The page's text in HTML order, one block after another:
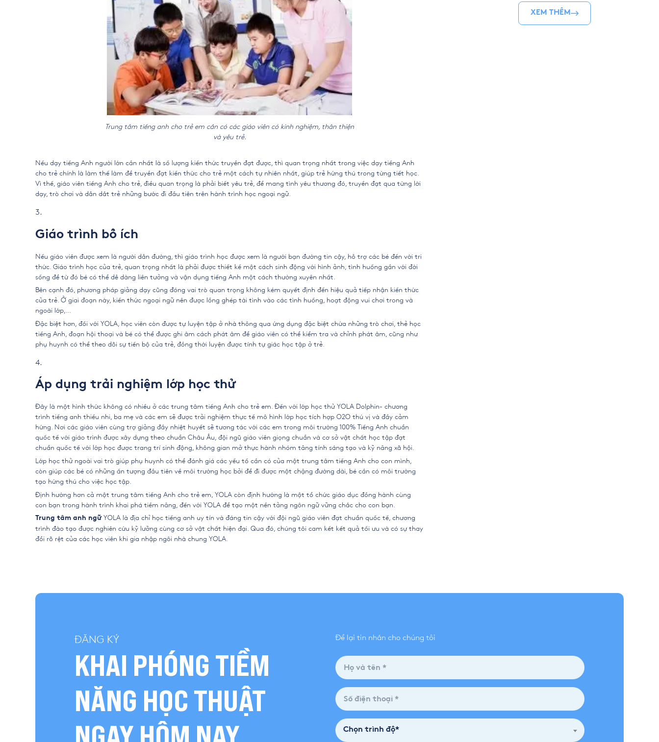
Trung tâm tiếng anh cho trẻ em cần có các giáo viên có kinh nghiệm, thân thiện
và yêu trẻ.
Nếu dạy tiếng Anh người lớn cần nhất là số lượng kiến thức truyền đạt được, thì quan trọng nhất trong việc dạy tiếng Anh
cho trẻ chính là làm thế làm để truyền đạt kiến thức cho trẻ một cách tự nhiên nhất, giúp trẻ hứng thú trong từng tiết học.
Vì thế, giáo viên tiếng Anh cho trẻ, điều quan trọng là phải biết yêu trẻ, để mang tình yêu thương đó, truyền đạt qua từng lời
dạy, trò chơi và dẫn dắt trẻ những bước đi đầu tiên trên hành trình học ngoại ngữ.
Giáo trình bổ ích
Nếu giáo viên được xem là người dẫn đường, thì giáo trình học được xem là người bạn đường tin cậy, hỗ trợ các bé đến với tri
thức. Giáo trình học của trẻ, quan trọng nhất là phải được thiết kế một cách sinh động với hình ảnh, tình huống gần với đời
sống để từ đó bé có thể dễ dàng liên tưởng và vận dụng tiếng Anh một cách thường xuyên nhất.
Bên cạnh đó, phương pháp giảng dạy cũng đóng vai trò quan trọng không kém quyết định đến hiệu quả tiếp nhận kiến thức
của trẻ. Ở giai đoạn này, kiến thức ngoại ngữ nên được lồng ghép tài tình vào các tình huống, hoạt động vui chơi trong và
ngoài lớp,…
Đặc biệt hơn, đối với YOLA, học viên còn được tự luyện tập ở nhà thông qua ứng dụng đặc biệt chứa những trò chơi, thẻ học
tiếng Anh, đoạn hội thoại và bé có thể được ghi âm cách phát âm để giáo viên có thể kiểm tra và chỉnh phát âm, cũng như
phụ huynh có thể theo dõi sự tiến bộ của trẻ, đồng thời luyện được tính tự giác học tập ở trẻ.
Áp dụng trải nghiệm lớp học thử
Đây là một hình thức không có nhiều ở các trung tâm tiếng Anh cho trẻ em. Đến với lớp học thử YOLA Dolphin- chương
trình tiếng anh thiếu nhi, ba mẹ và các em sẽ được trải nghiệm thực tế mô hình lớp học tích hợp O2O thú vị và đầy cảm
hứng. Nơi các giáo viên cùng trợ giảng đầy nhiệt huyết sẽ tương tác với các em trong môi trường 100% Tiếng Anh chuẩn
quốc tế với giáo trình được xây dựng theo chuẩn Châu Âu, đội ngũ giáo viên giọng chuẩn và cơ sở vật chất học tập đạt
chuẩn quốc tế với lớp học được trang trí sinh động, không gian mở thực hành nhóm tăng tính sáng tạo và kỹ năng xã hội.
Lớp học thử ngoài vai trò giúp phụ huynh có thể đánh giá các yếu tố cần có của một trung tâm tiếng Anh cho con mình,
còn giúp các bé có những ấn tượng đầu tiên về môi trường học bởi để đi được một chặng đường dài, bé cần có môi trường
tạo hứng thú cho việc học tập.
Định hướng hơn cả một trung tâm tiếng Anh cho trẻ em, YOLA còn định hướng là một tổ chức giáo dục đồng hành cùng
con bạn trong hành trình khai phá tiềm năng, đến với YOLA để tạo một nền tảng ngôn ngữ vững chắc cho con bạn.
Trung tâm anh ngữYOLA là địa chỉ học tiếng anh uy tín và đáng tin cậy với đội ngũ giáo viên đạt chuẩn quốc tế, chương
trình đào tạo được nghiên cứu kỹ lưỡng cùng cơ sở vật chất hiện đại. Qua đó, chúng tôi cam kết kết quả tối ưu và có sự thay
đổi rõ rệt của các học viên khi gia nhập ngôi nhà chung YOLA.
Nó thường xuất hiện trong văn viết học
thuật, business writing và […]
XEM THÊM
ĐĂNG KÝ
KHAI PHÓNG TIỀM
NĂNG HỌC THUẬT
Để lại tin nhắn cho chúng tôi
Chọn trình độ*